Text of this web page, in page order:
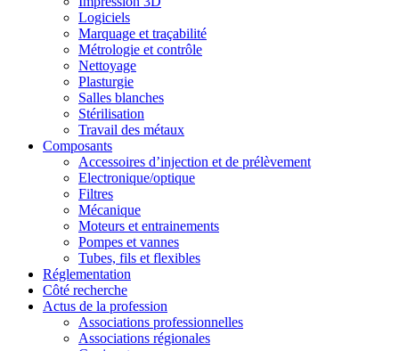
Logiciels
Marquage et traçabilité
Métrologie et contrôle
Nettoyage
Plasturgie
Salles blanches
Stérilisation
Travail des métaux
Composants
Accessoires d’injection et de prélèvement
Electronique/optique
Filtres
Mécanique
Moteurs et entrainements
Pompes et vannes
Tubes, fils et flexibles
Réglementation
Côté recherche
Actus de la profession
Associations professionnelles
Associations régionales